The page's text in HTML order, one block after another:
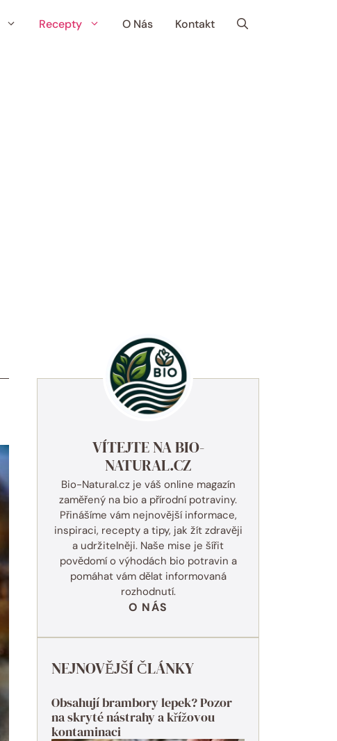
Recepty O Nás Kontakt
VÍTEJTE NA BIO-
NATURAL.CZ
Bio-Natural.cz je váš online magazín
zaměřený na bio a přírodní potraviny.
Přinášíme vám nejnovější informace,
inspiraci, recepty a tipy, jak žít zdravěji
a udržitelněji. Naše mise je šířit
povědomí o výhodách bio potravin a
pomáhat vám dělat informovaná
rozhodnutí.
O NÁS
NEJNOVĚJŠÍ ČLÁNKY
Obsahují brambory lepek? Pozor
na skryté nástrahy a křížovou
kontaminaci